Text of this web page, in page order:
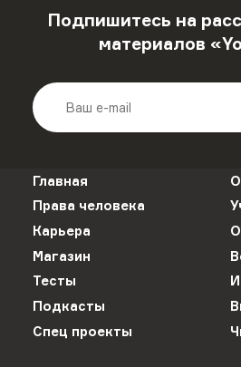
Подпишитесь на
материалов
Главная
Права человека
Карьера
Магазин
Тесты
Подкасты
Спец проекты